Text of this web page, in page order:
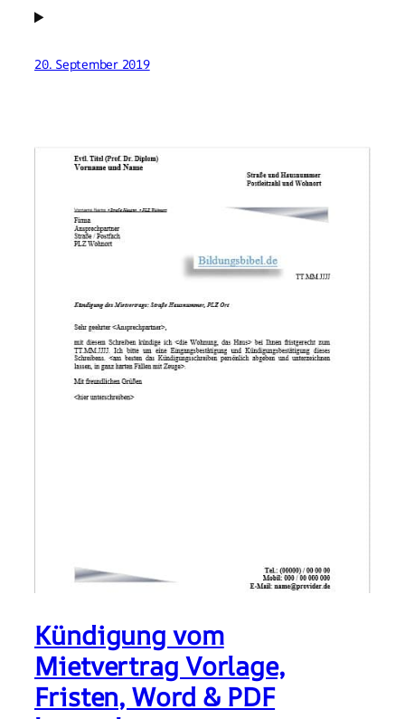
20. September 2019
Kündigung vom
Mietvertrag Vorlage,
Fristen, Word & PDF